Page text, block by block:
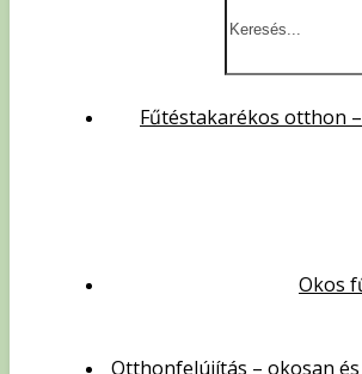
Fűtéstakarékos otthon
Okos
Otthonfelújítás – okosan